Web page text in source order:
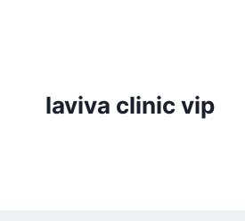
laviva clinic vip